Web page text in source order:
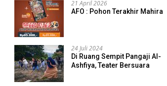
21 April 2026
AFO : Pohon Terakhir Mahira
24 Juli 2024
Di Ruang Sempit Pangaji Al-
Ashfiya, Teater Bersuara